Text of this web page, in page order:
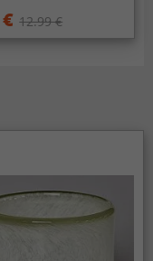
12.99 €